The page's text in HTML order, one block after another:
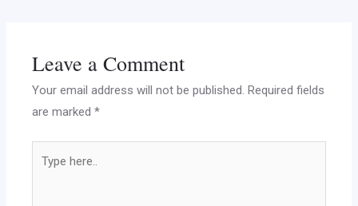
Leave a Comment
Your email address will not be published. Required fields
are marked*